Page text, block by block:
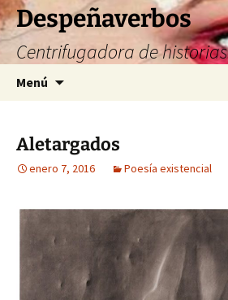
Saltar
al
contenido
Despeñaverbos
Centrifugadora de historias
Menú
Aletargados
enero 7, 2016 Poesía existencial